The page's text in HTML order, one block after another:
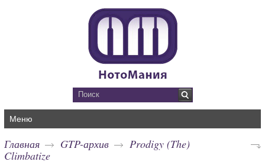
Меню
Главная GTP-архив
Prodigy (The)
Climbatize